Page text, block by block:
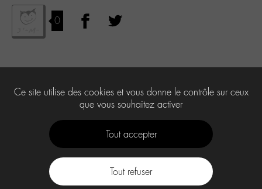
0
Ce site utilise des cookies et vous donne le contrôle sur ceux
que vous souhaitez activer
Tout accepter
Tout refuser